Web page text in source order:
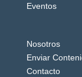
Eventos
Nosotros
Enviar
Contacto